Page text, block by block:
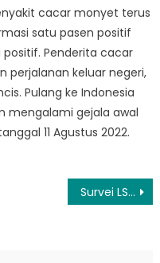
cacar monyet terus
satu pasen positif
Penderita cacar
perjalanan keluar negeri,
Pulang ke Indonesia
mengalami gejala awal
11 Agustus 2022.
Survei LSI: 88,7% Publik Puas atas Kinerja Erick Thohir